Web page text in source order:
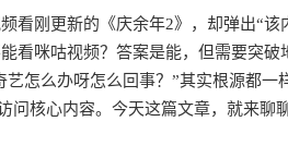
看刚更新的《庆余年2》，却弹出“
看咪咕视频？答案是能，但需要突
怎么办呀怎么回事？”其实根源都一
问核心内容。今天这篇文章，就来聊